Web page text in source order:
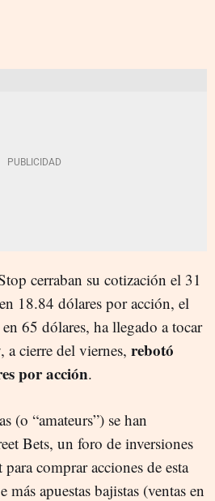
cerraban su cotización el 31
18.84 dólares por acción, el
65 dólares, ha llegado a tocar
a cierre del viernes, rebotó
por acción.
(o “amateurs”) se han
Bets, un foro de inversiones
comprar acciones de esta
más apuestas bajistas (ventas en